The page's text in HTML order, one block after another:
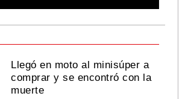
Llegó en moto al minisúper a
comprar y se encontró con la
muerte